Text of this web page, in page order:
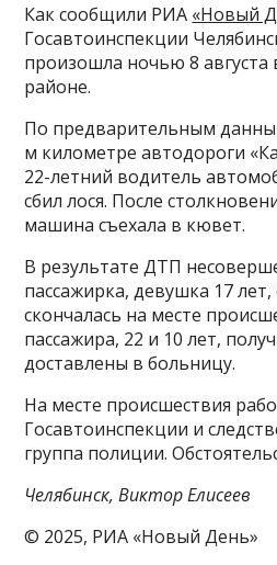
Как сообщили РИА «Новый
Госавтоинспекции
произошла ночью 8 августа
районе.
По предварительным
м километре автодороги
22-летний водитель
сбил лося. После
машина съехала в кювет.
В результате ДТП
пассажирка, девушка 17
скончалась на месте
пассажира, 22 и 10 лет,
доставлены в больницу.
На месте происшествия
Госавтоинспекции и
группа полиции.
Челябинск, Виктор Елисеев
© 2025, РИА «Новый День»